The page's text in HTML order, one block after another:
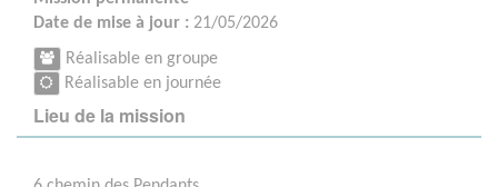
Date de mise à jour : 21/05/2026
Réalisable en groupe
Réalisable en journée
Lieu de la mission